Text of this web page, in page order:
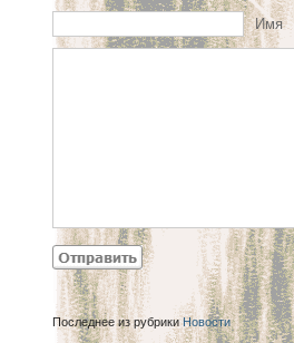
Имя
Последнее из рубрикиНовости